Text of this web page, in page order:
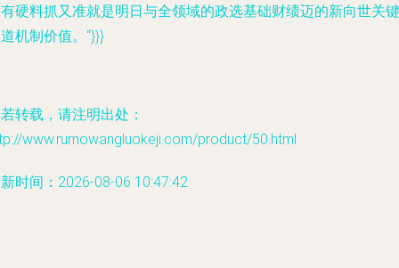
硬料抓又准就是明日与全领域的政选基础财绩迈的新向世关键
机制价值。“}}}
转载，请注明出处：
www.rumowangluokeji.com/product/50.html
时间：2026-08-06 10:47:42